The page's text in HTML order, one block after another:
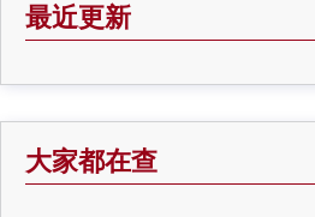
最近更新
大家都在查